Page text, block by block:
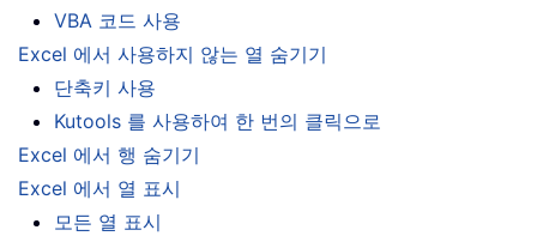
VBA 코드 사용
Excel 에서 사용하지 않는 열 숨기기
단축키 사용
Kutools 를 사용하여 한 번의 클릭으로
Excel 에서 행 숨기기
Excel 에서 열 표시
모든 열 표시